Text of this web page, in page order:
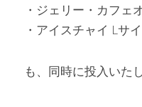
・ジェリー・カフェ
・アイスチャイ Lサ
も、同時に投入いた